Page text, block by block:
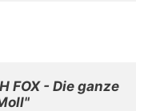
FOX - Die ganze